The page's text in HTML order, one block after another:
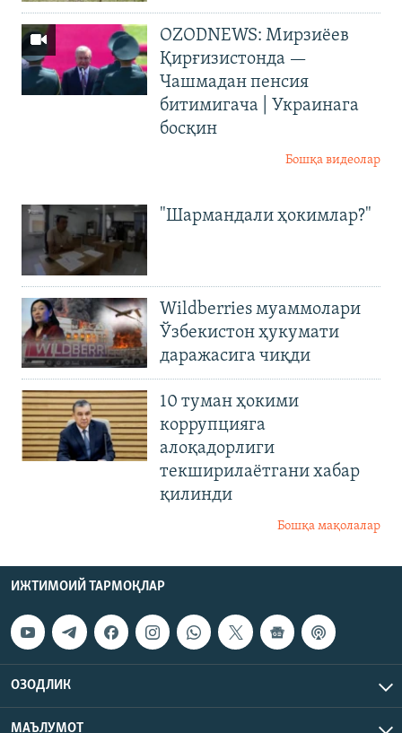
OZODNEWS: Мирзиёев
Қирғизистонда —
Чашмадан пенсия
битимигача | Украинага
босқин
Бошқа видеолар
"Шармандали ҳокимлар?"
Wildberries муаммолари
Ўзбекистон ҳукумати
даражасига чиқди
10 туман ҳокими
коррупцияга
алоқадорлиги
текширилаётгани хабар
қилинди
Бошқа мақолалар
ИЖТИМОИЙ ТАРМОҚЛАР
ОЗОДЛИК
МАЪЛУМОТ